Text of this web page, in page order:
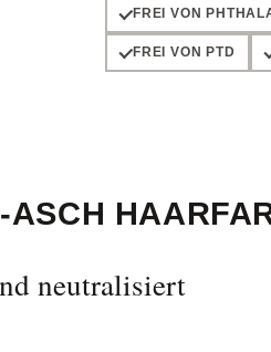
FREI VON
FREI VON PTD
neutralisiert